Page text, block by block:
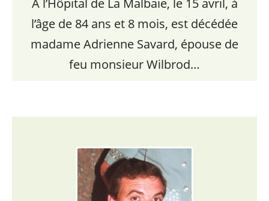
À l’Hôpital de La Malbaie, le 15 avril, à
l’âge de 84 ans et 8 mois, est décédée
madame Adrienne Savard, épouse de
feu monsieur Wilbrod…